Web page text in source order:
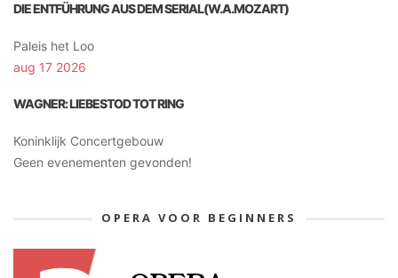
DIE ENTFÜHRUNG AUS DEM SERIAL(W.A.MOZART)
Paleis het Loo
aug 17 2026
WAGNER: LIEBESTOD TOT RING
Koninklijk Concertgebouw
Geen evenementen gevonden!
OPERA VOOR BEGINNERS